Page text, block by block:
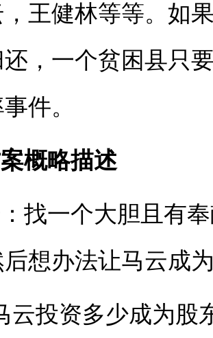
，王健林等等。如
还，一个贫困县只
件。
概略描述
找一个大胆且有
想办法让马云成
云投资多少成为